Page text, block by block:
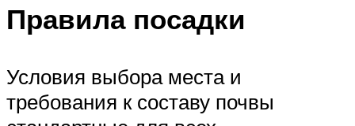
Правила посадки
Условия выбора места и
требования к составу почвы